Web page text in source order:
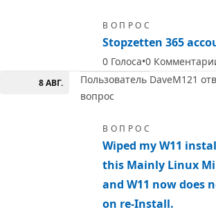
ВОПРОС
Stopzetten 365
0 Голоса 0
8 АВГ.
Пользователь DaveM121
вопрос
ВОПРОС
Wiped my W11
this Mainly Linux
and W11 now does
on re-Install.